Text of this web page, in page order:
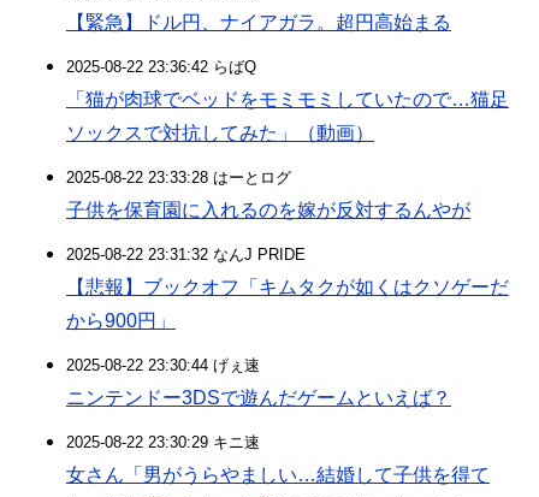
【緊急】ドル円、ナイアガラ。超円高始まる
2025-08-22 23:36:42 らばQ
「猫が肉球でベッドをモミモミしていたので…猫足
ソックスで対抗してみた」（動画）
2025-08-22 23:33:28 はーとログ
子供を保育園に入れるのを嫁が反対するんやが
2025-08-22 23:31:32 なんJ PRIDE
【悲報】ブックオフ「キムタクが如くはクソゲーだ
から900円」
2025-08-22 23:30:44 げぇ速
ニンテンドー3DSで遊んだゲームといえば？
2025-08-22 23:30:29 キニ速
女さん「男がうらやましい…結婚して子供を得て